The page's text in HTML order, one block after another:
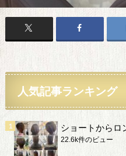
人気記事ランキング
ショートからロ
22.6k件のビュー